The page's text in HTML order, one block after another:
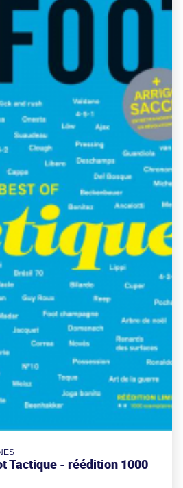
Tactique - réédition 1000